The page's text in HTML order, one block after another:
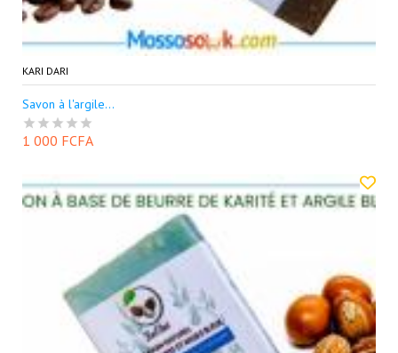
KARI DARI
Savon à l'argile...
1 000 FCFA